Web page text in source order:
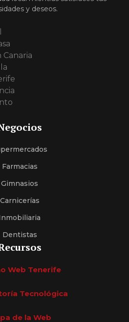
y deseos.
Canaria
Farmacias
Gimnasios
Carnicerías
Dentistas
Web Tenerife
Tecnológica
de la Web